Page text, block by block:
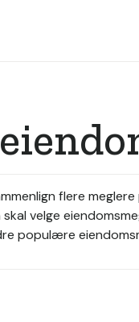
flere
velge
populære